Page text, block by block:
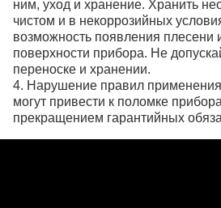
ним, уход и хранение. Хранить
чистом и в некоррозийных
возможность появления плесени
поверхности прибора. Не
переноске и хранении.
4. Нарушение правил
могут привести к поломке
прекращением гарантийных